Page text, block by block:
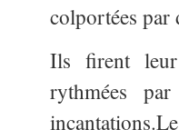
colportées
Ils firent leur
rythmées